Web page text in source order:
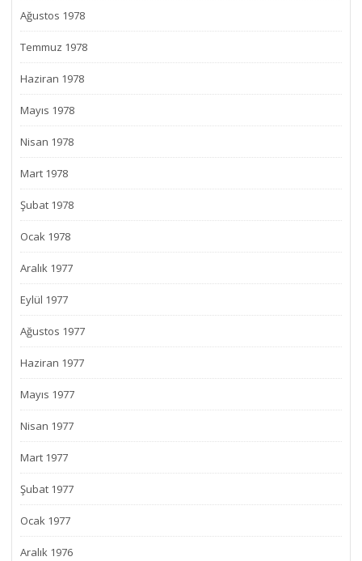
Ağustos 1978
Temmuz 1978
Haziran 1978
Mayıs 1978
Nisan 1978
Mart 1978
Şubat 1978
Ocak 1978
Aralık 1977
Eylül 1977
Ağustos 1977
Haziran 1977
Mayıs 1977
Nisan 1977
Mart 1977
Şubat 1977
Ocak 1977
Aralık 1976